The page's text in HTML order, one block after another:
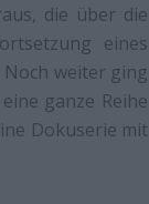
die über die
eines
Noch weiter ging
ganze Reihe
Dokuserie mit